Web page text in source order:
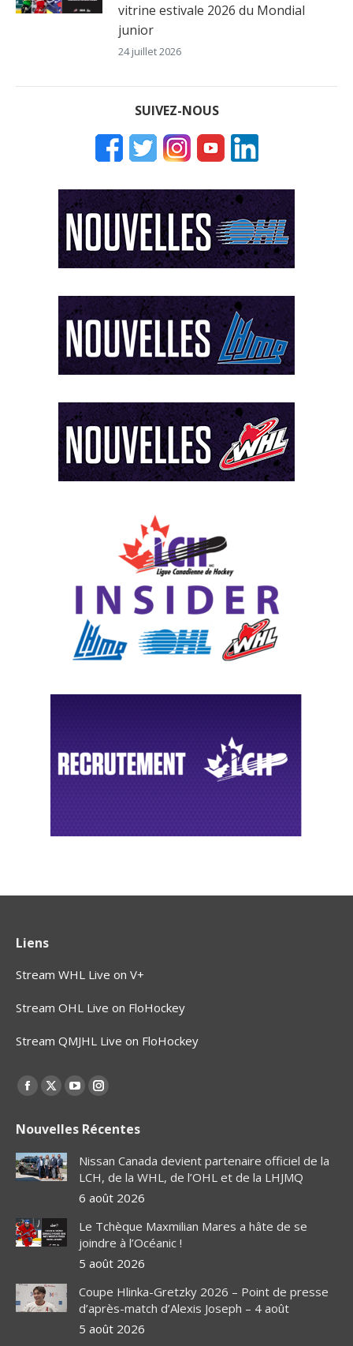
vitrine estivale 2026 du Mondial
junior
24 juillet 2026
SUIVEZ-NOUS
Liens
Stream WHL Live on V+
Stream OHL Live on FloHockey
Stream QMJHL Live on FloHockey
Find us on:
Facebook
opens
in
new
X
opens
in
new
window
YouTube
opens
in
new
window
Instagram
opens
in
new
window
Nouvelles Récentes
Nissan Canada devient partenaire officiel de la
LCH, de la WHL, de l’OHL et de la LHJMQ
6 août 2026
Le Tchèque Maxmilian Mares a hâte de se
joindre à l’Océanic !
5 août 2026
Coupe Hlinka-Gretzky 2026 – Point de presse
d’après-match d’Alexis Joseph – 4 août
5 août 2026